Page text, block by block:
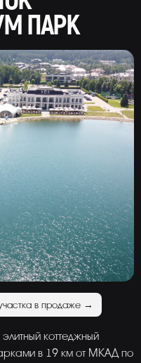
ПАРК
в продаже →
коттеджный
в 19 км от МКАД по